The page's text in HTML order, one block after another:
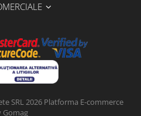
SRL 2026 Platforma E-commerce
Gomag